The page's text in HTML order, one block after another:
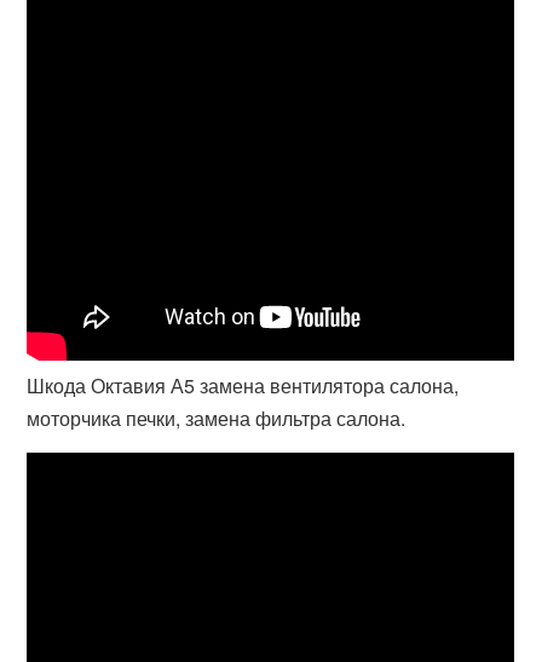
Шкода Октавия А5 замена вентилятора салона,
моторчика печки, замена фильтра салона.